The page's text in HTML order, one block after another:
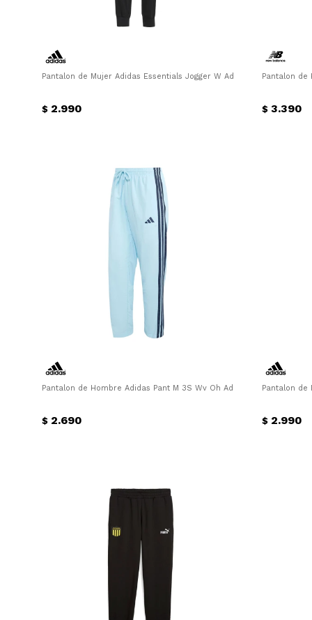
Pantalon de Mujer Adidas Essentials Jogger W Adidas - Negro -
$ 2.990
Pantalon de
$ 3.390
Pantalon de Hombre Adidas Pant M 3S Wv Oh Adidas - Celeste -
$ 2.690
Pantalon de
$ 2.990